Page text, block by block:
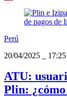
Perú
20/04/2025
17:25
ATU:
Plin: